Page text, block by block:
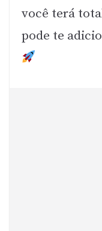
você terá
pode te